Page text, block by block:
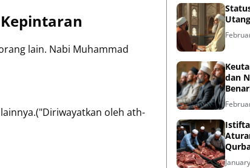
lain. Nabi Muhammad
oleh ath-
dan